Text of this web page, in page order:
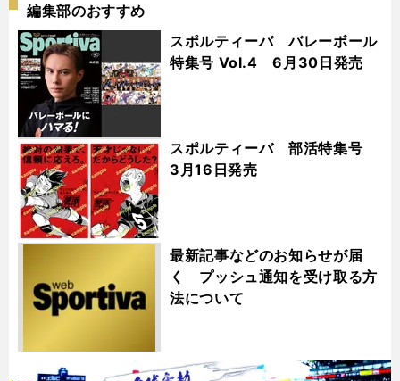
編集部のおすすめ
スポルティーバ バレーボール
特集号 Vol.4 6月30日発売
スポルティーバ 部活特集号
3月16日発売
最新記事などのお知らせが届
く プッシュ通知を受け取る方
法について